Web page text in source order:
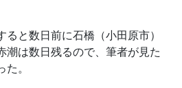
と数日前に石橋（小田原市）
潮は数日残るので、筆者が見た
。